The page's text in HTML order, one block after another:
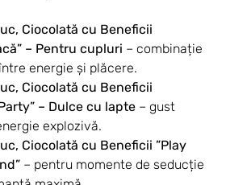
Ciocolată cu Beneficii
– Pentru cupluri – combinație
energie și plăcere.
Ciocolată cu Beneficii
– Dulce cu lapte – gust
explozivă.
Ciocolată cu Beneficii ”Play
– pentru momente de seducție